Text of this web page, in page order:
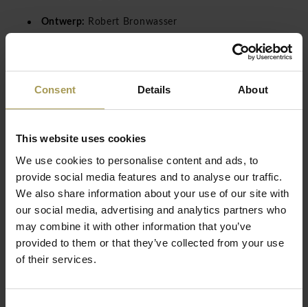
Consent Details About
This website uses cookies
We use cookies to personalise content and ads, to
provide social media features and to analyse our traffic.
We also share information about your use of our site with
our social media, advertising and analytics partners who
may combine it with other information that you’ve
provided to them or that they’ve collected from your use
of their services.
Ontwerp:
Robert Bronwasser
Houten stijlen, zwenkwielen met remmen
en geanodiseerde aluminium stangen
Optioneel:
kleerhangers en/of haken
Dit ontwerp vanRobert Bronwassercombineert
maximale flexibiliteit.
Dankzij de dubbele stangen en verrijdbare constructie is
deze garderobe ideaal voor kantoren, evenementen en
ontvangstruimtes waar capaciteit en mobiliteit essentieel
Design & functionaliteit
De Cascando Round20 Double biedt